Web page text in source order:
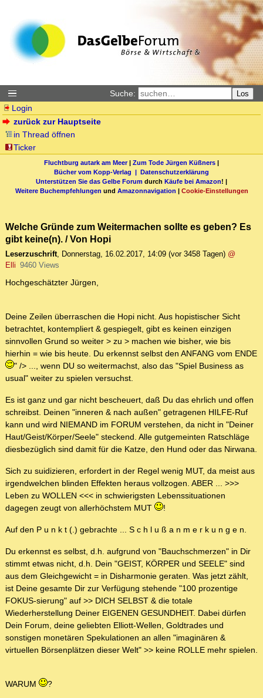
Suche: Los
Login
zurück zur Hauptseite
in Thread öffnen
Ticker
Fluchtburg autark am Meer| Zum Tode Jürgen Küßners |
Bücher vom Kopp-Verlag | Datenschutzerklärung
Unterstützen Sie das Gelbe Forum durch Käufe bei Amazon! |
Weitere Buchempfehlungen und Amazonnavigation | Cookie-Einstellungen
Welche Gründe zum Weitermachen sollte es geben? Es
gibt keine(n). / Von Hopi
Leserzuschrift, Donnerstag, 16.02.2017, 14:09 (vor 3458 Tagen) @
Elli 9460 Views
Hochgeschätzter Jürgen,
Deine Zeilen überraschen die Hopi nicht. Aus hopistischer Sicht
betrachtet, kontempliert & gespiegelt, gibt es keinen einzigen
sinnvollen Grund so weiter > zu > machen wie bisher, wie bis
hierhin = wie bis heute. Du erkennst selbst den ANFANG vom ENDE
" /> ..., wenn DU so weitermachst, also das "Spiel Business as
usual" weiter zu spielen versuchst.
Es ist ganz und gar nicht bescheuert, daß Du das ehrlich und offen
schreibst. Deinen "inneren & nach außen" getragenen HILFE-Ruf
kann und wird NIEMAND im FORUM verstehen, da nicht in "Deiner
Haut/Geist/Körper/Seele" steckend. Alle gutgemeinten Ratschläge
diesbezüglich sind damit für die Katze, den Hund oder das Nirwana.
Sich zu suidizieren, erfordert in der Regel wenig MUT, da meist aus
irgendwelchen blinden Effekten heraus vollzogen. ABER ... >>>
Leben zu WOLLEN <<< in schwierigsten Lebenssituationen
dagegen zeugt von allerhöchstem MUT
!
Auf den P u n k t (.) gebrachte ... S c h l u ß a n m e r k u n g e n.
Du erkennst es selbst, d.h. aufgrund von "Bauchschmerzen" in Dir
stimmt etwas nicht, d.h. Dein "GEIST, KÖRPER und SEELE" sind
aus dem Gleichgewicht = in Disharmonie geraten. Was jetzt zählt,
ist Deine gesamte Dir zur Verfügung stehende "100 prozentige
FOKUS-sierung" auf >> DICH SELBST & die totale
Wiederherstellung Deiner EIGENEN GESUNDHEIT. Dabei dürfen
Dein Forum, deine geliebten Elliott-Wellen, Goldtrades und
sonstigen monetären Spekulationen an allen "imaginären &
virtuellen Börsenplätzen dieser Welt" >> keine ROLLE mehr spielen.
WARUM ?